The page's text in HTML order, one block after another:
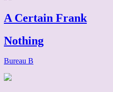
A Certain Frank
Nothing
Bureau B